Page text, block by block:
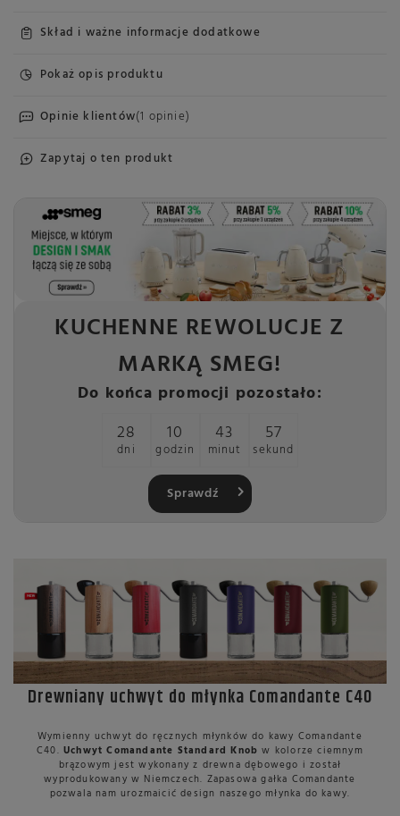
Skład i ważne informacje dodatkowe
Pokaż opis produktu
Opinie klientów(1 opinie)
Zapytaj o ten produkt
KUCHENNE REWOLUCJE Z
MARKĄ SMEG!
Do końca promocji pozostało:
28
dni
10
godzin
43
minut
56
sekund
Sprawdź
Drewniany uchwyt do młynka Comandante C40
Wymienny uchwyt do ręcznych młynków do kawy Comandante
C40.Uchwyt Comandante Standard Knob w kolorze ciemnym
brązowym jest wykonany z drewna dębowego i został
wyprodukowany w Niemczech. Zapasowa gałka Comandante
pozwala nam urozmaicić design naszego młynka do kawy.